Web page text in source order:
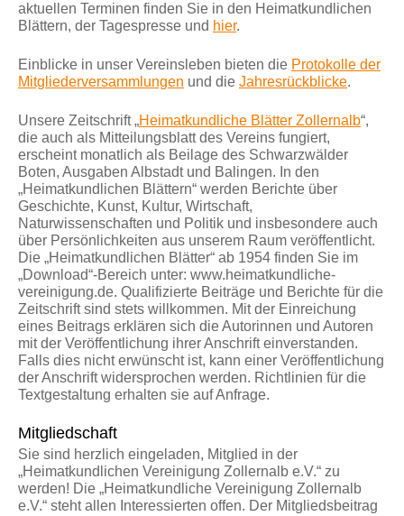
aktuellen Terminen finden Sie in den Heimatkundlichen
Blättern, der Tagespresse und hier.
Einblicke in unser Vereinsleben bieten die Protokolle der
Mitgliederversammlungen und die Jahresrückblicke.
Unsere Zeitschrift „Heimatkundliche Blätter Zollernalb“,
die auch als Mitteilungsblatt des Vereins fungiert,
erscheint monatlich als Beilage des Schwarzwälder
Boten, Ausgaben Albstadt und Balingen. In den
„Heimatkundlichen Blättern“ werden Berichte über
Geschichte, Kunst, Kultur, Wirtschaft,
Naturwissenschaften und Politik und insbesondere auch
über Persönlichkeiten aus unserem Raum veröffentlicht.
Die „Heimatkundlichen Blätter“ ab 1954 finden Sie im
„Download“-Bereich unter: www.heimatkundliche-
vereinigung.de. Qualifizierte Beiträge und Berichte für die
Zeitschrift sind stets willkommen. Mit der Einreichung
eines Beitrags erklären sich die Autorinnen und Autoren
mit der Veröffentlichung ihrer Anschrift einverstanden.
Falls dies nicht erwünscht ist, kann einer Veröffentlichung
der Anschrift widersprochen werden. Richtlinien für die
Textgestaltung erhalten sie auf Anfrage.
Mitgliedschaft
Sie sind herzlich eingeladen, Mitglied in der
„Heimatkundlichen Vereinigung Zollernalb e.V.“ zu
werden! Die „Heimatkundliche Vereinigung Zollernalb
e.V.“ steht allen Interessierten offen. Der Mitgliedsbeitrag